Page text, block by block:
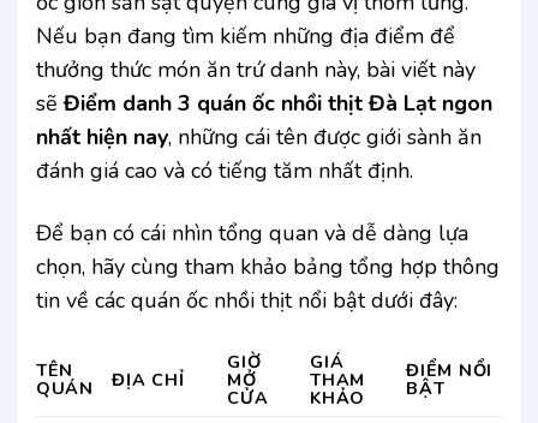
Nếu bạn đang tìm kiếm những địa điểm để
thưởng thức món ăn trứ danh này, bài viết này
sẽĐiểm danh 3 quán ốc nhồi thịt Đà Lạt ngon
nhất hiện nay, những cái tên được giới sành ăn
đánh giá cao và có tiếng tăm nhất định.
Để bạn có cái nhìn tổng quan và dễ dàng lựa
chọn, hãy cùng tham khảo bảng tổng hợp thông
tin về các quán ốc nhồi thịt nổi bật dưới đây:
TÊN
QUÁN ĐỊA CHỈ
GIỜ
MỞ
CỬA
GIÁ
THAM
KHẢO
ĐIỂM NỔI
BẬT